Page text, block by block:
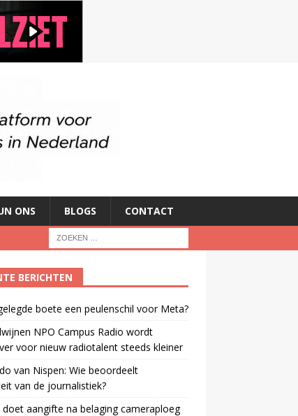
ONS BLOGS CONTACT
BERICHTEN
boete een peulenschil voor Meta?
NPO Campus Radio wordt
voor nieuw radiotalent steeds kleiner
van Nispen: Wie beoordeelt
van de journalistiek?
doet aangifte na belaging cameraploeg